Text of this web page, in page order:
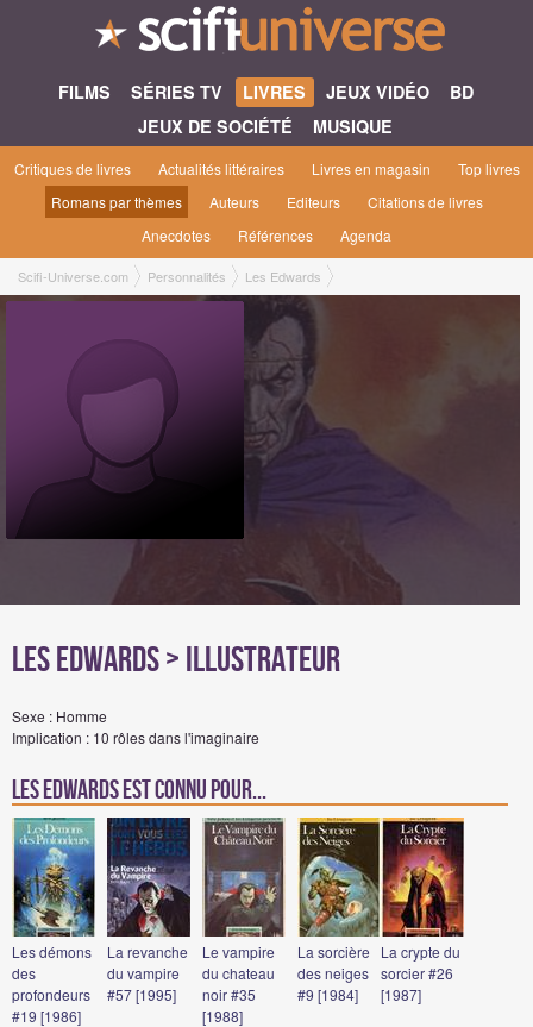
FILMS SÉRIES TV LIVRES JEUX VIDÉO
BD
JEUX DE SOCIÉTÉ
MUSIQUE
Critiques de livres Actualités littéraires Livres en magasin
Top livres
Romans par thèmes
Auteurs Editeurs
Citations de livres
Anecdotes
Références Agenda
Scifi-Universe.com Personnalités Les Edwards
Les Edwards> Illustrateur
Sexe : Homme
Implication : 10 rôles dans l'imaginaire
Les Edwards est connu pour...
Les démons
des
profondeurs
#19 [1986]
La revanche
du vampire
#57 [1995]
Le vampire
du chateau
noir #35
[1988]
La sorcière
des neiges
#9 [1984]
La crypte du
sorcier #26
[1987]